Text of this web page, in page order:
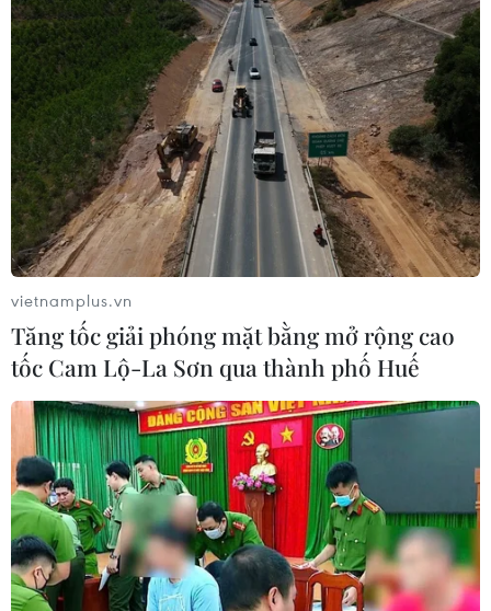
TIN CÙNG CHUYÊN MỤC
Mỹ điều tra sự cố hàng không liên
quan đến trực thăng chở Tổng thống
Trump
06/08/2026 04:38
vietnamplus.vn
Tăng tốc giải phóng mặt bằng mở rộng cao
tốc Cam Lộ-La Sơn qua thành phố Huế